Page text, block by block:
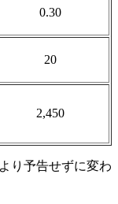
0.30
20
2,450
り予告せずに変わ